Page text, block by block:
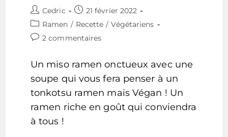
Auteur/autrice
de
la
publication :
Cedric
Publication
publiée :
21 février 2022
Post
category:
Ramen / Recette / Végétariens
Commentaires
publication :
2 commentaires
Un miso ramen onctueux avec une
soupe qui vous fera penser à un
tonkotsu ramen mais Végan ! Un
ramen riche en goût qui conviendra
à tous !